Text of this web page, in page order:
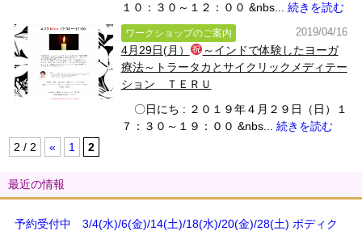
１０：３０～１２：００ &nbs... 続きを読む
ワークショップのご案内 2019/04/16
4月29日(月）
～インドで体験したヨーガ
療法～トラータカとサイクリックメディテー
ション ＴＥＲＵ
〇日にち : ２０１９年４月２９日（日）１
７：３０～１９：００ &nbs... 続きを読む
2 / 2
« 1 2
最近の情報
予約受付中 3/4(水)/6(金)/14(土)/18(水)/20(金)/28(土) ボディク